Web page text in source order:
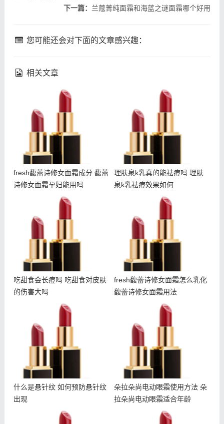
下一篇： 兰蔻菁纯面霜和海蓝之谜面霜哪个好用
您可能还会对下面的文章感兴趣：
相关文章
fresh馥蕾诗修女面霜成分
fresh馥蕾诗修女面霜成分 馥蕾
诗修女面霜孕妇能用吗
理肤泉k乳真的能祛痘吗 理
理肤泉k乳真的能祛痘吗 理肤
泉k乳祛痘效果如何
吃甜食会长痘吗 吃甜食对
吃甜食会长痘吗 吃甜食对皮肤
的伤害大吗
fresh馥蕾诗修女面霜怎么
fresh馥蕾诗修女面霜怎么乳化
馥蕾诗修女面霜用法
什么是悬针纹 如何预防悬
什么是悬针纹 如何预防悬针纹
出现
朵拉朵尚电动眼霜使用方法
朵拉朵尚电动眼霜使用方法 朵
拉朵尚电动眼霜适合年龄
悦木之源夜间畅饮面膜多少
雅诗兰黛智妍眼霜和小棕瓶